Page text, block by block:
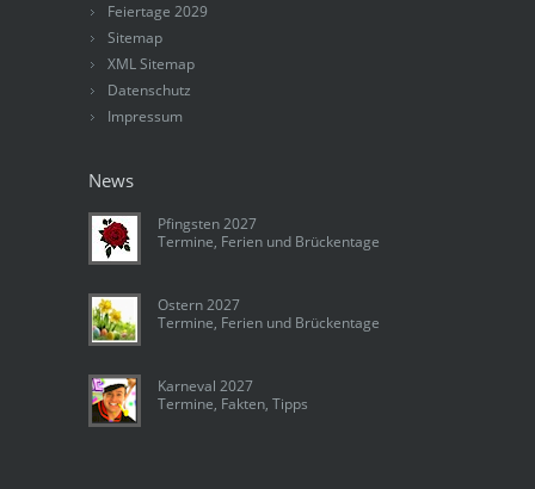
Feiertage 2029
Sitemap
XML Sitemap
Datenschutz
Impressum
News
Pfingsten 2027
Termine, Ferien und Brückentage
Ostern 2027
Termine, Ferien und Brückentage
Karneval 2027
Termine, Fakten, Tipps